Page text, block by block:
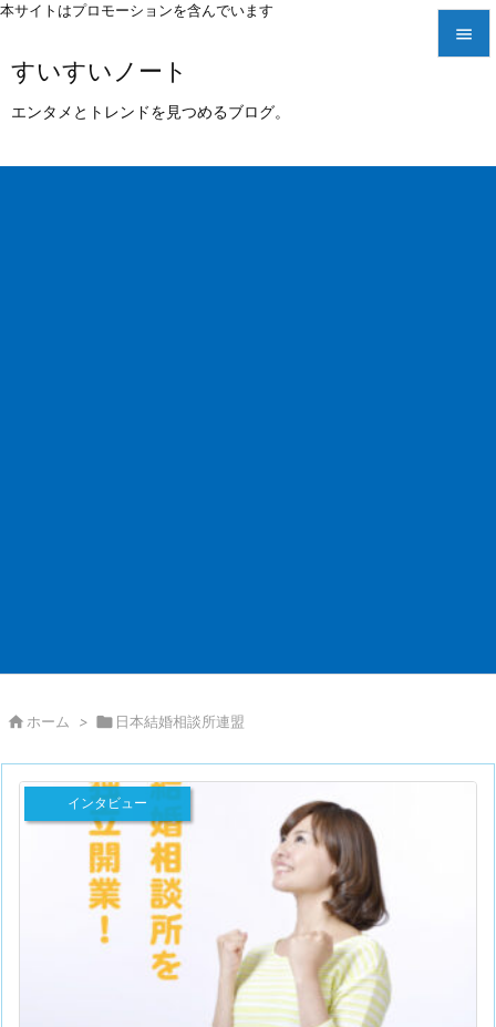
本サイトはプロモーションを含んでいます
すいすいノート
エンタメとトレンドを見つめるブログ。

 ホーム >  日本結婚相談所連盟
インタビュー